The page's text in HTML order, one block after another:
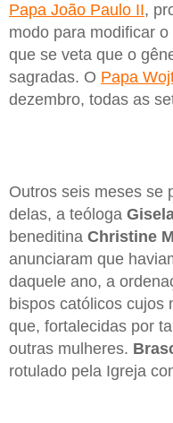
Papa João Paulo II,
modo para modificar
que se veta que o
sagradas. O Papa
dezembro, todas as
Outros seis meses se
delas, a teóloga
beneditina Christine
anunciaram que
daquele ano, a
bispos católicos cujos
que, fortalecidas por
outras mulheres.
rotulado pela Igreja